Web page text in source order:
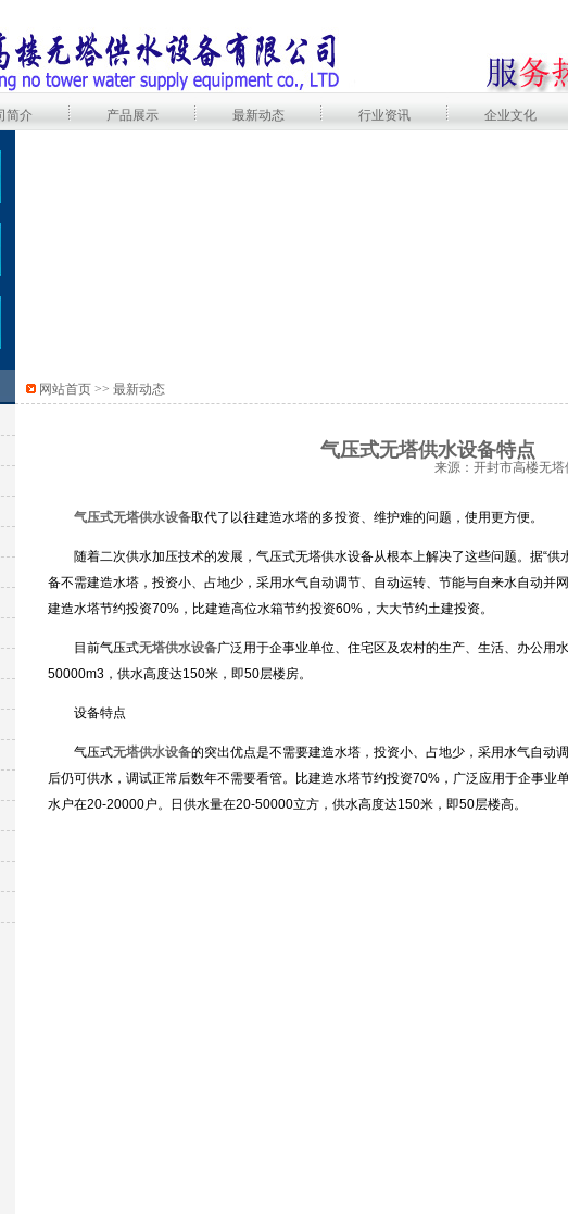
简介 产品展示 最新动态 行业资讯 企业文化
网站首页 >> 最新动态
气压式无塔供水设备特点
来源：开封市高楼无塔
气压式无塔供水设备取代了以往建造水塔的多投资、维护难的问题，使用更方便。
随着二次供水加压技术的发展，气压式无塔供水设备从根本上解决了这些问题。据“
备不需建造水塔，投资小、占地少，采用水气自动调节、自动运转、节能与自来水自动并
建造水塔节约投资70%，比建造高位水箱节约投资60%，大大节约土建投资。
目前气压式无塔供水设备广泛用于企事业单位、住宅区及农村的生产、生活、办公用
50000m3，供水高度达150米，即50层楼房。
设备特点
气压式无塔供水设备的突出优点是不需要建造水塔，投资小、占地少，采用水气自动
后仍可供水，调试正常后数年不需要看管。比建造水塔节约投资70%，广泛应用于企事业
水户在20-20000户。日供水量在20-50000立方，供水高度达150米，即50层楼高。